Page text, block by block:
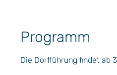
Programm
Die Dorfführung findet ab